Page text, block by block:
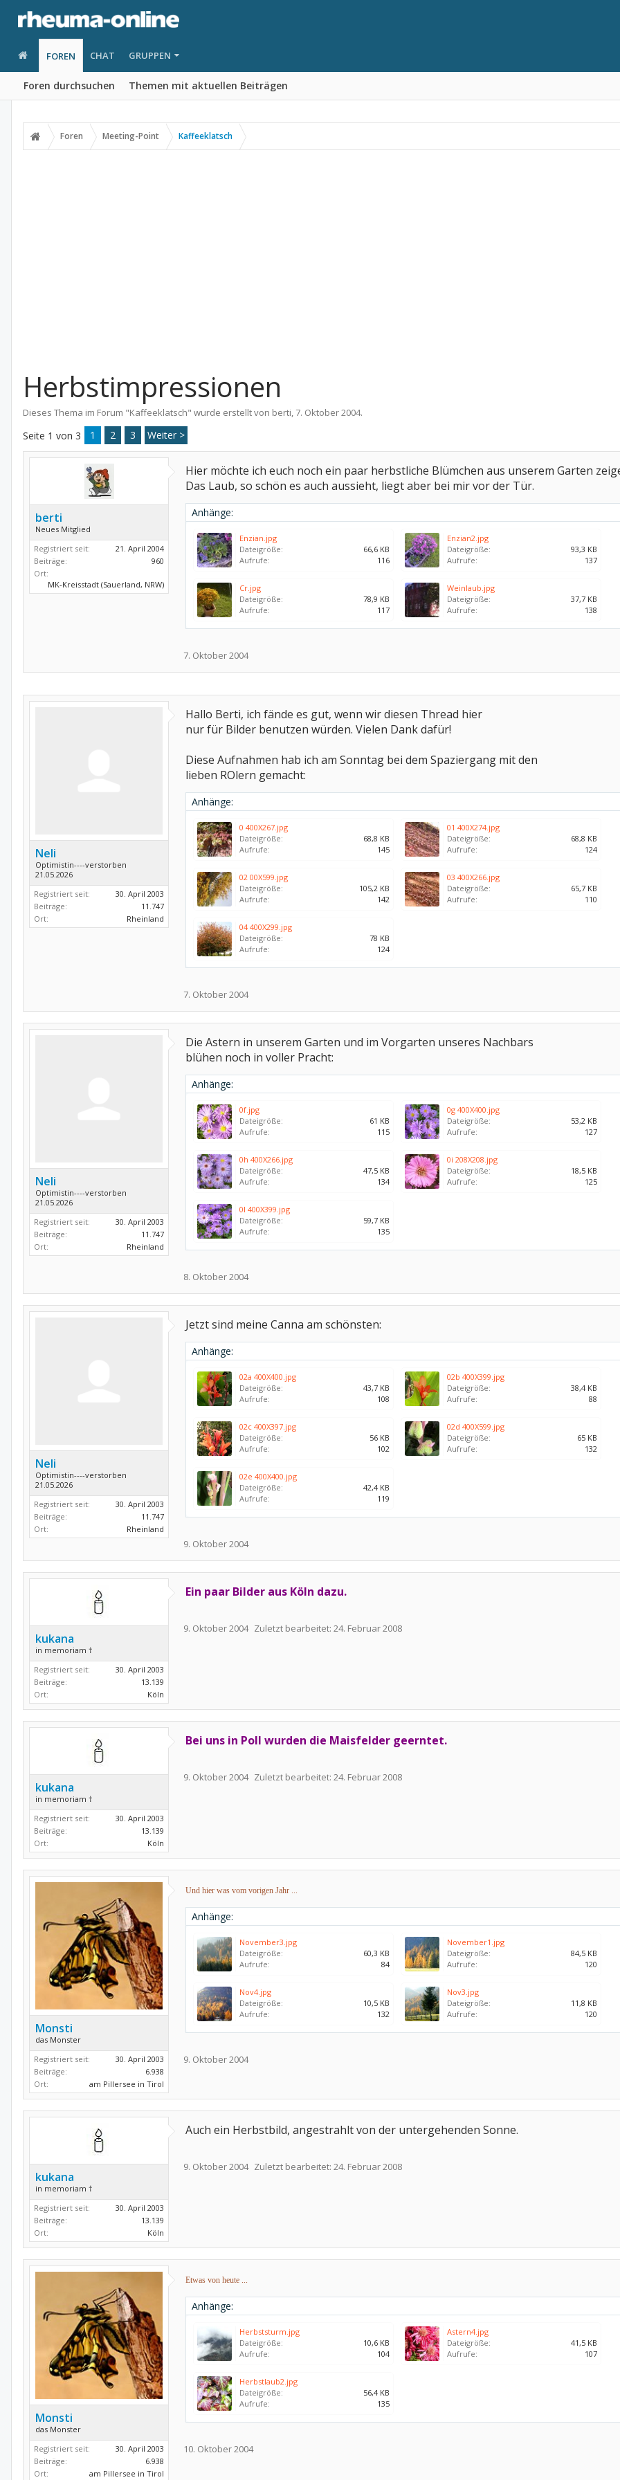
FOREN
Foren durchsuchen Themen mit aktuellen Beiträgen
CHAT GRUPPEN
Foren Meeting-Point Kaffeeklatsch
Herbstimpressionen
Dieses Thema im Forum "Kaffeeklatsch" wurde erstellt von berti, 7. Oktober 2004.
Seite 1 von 3 1 2 3 Weiter >
berti
Neues Mitglied
Registriert seit:
21. April 2004
Beiträge:
960
Ort:
MK-Kreisstadt (Sauerland, NRW)
Hier möchte ich euch noch ein paar herbstliche Blümchen aus unserem Garten
Das Laub, so schön es auch aussieht, liegt aber bei mir vor der Tür.
Anhänge:
Enzian.jpg
Dateigröße:
66,6 KB
Aufrufe:
116
Enzian2.jpg
Dateigröße:
93,3 KB
Aufrufe:
137
Cr.jpg
Dateigröße:
78,9 KB
Aufrufe:
117
Weinlaub.jpg
Dateigröße:
37,7 KB
Aufrufe:
138
7. Oktober 2004
Neli
Optimistin----verstorben
21.05.2026
Registriert seit:
30. April 2003
Beiträge:
11.747
Ort:
Rheinland
Hallo Berti, ich fände es gut, wenn wir diesen Thread hier
nur für Bilder benutzen würden. Vielen Dank dafür!
Diese Aufnahmen hab ich am Sonntag bei dem Spaziergang mit den
lieben ROlern gemacht:
Anhänge:
0 400X267.jpg
Dateigröße:
68,8 KB
Aufrufe:
145
01 400X274.jpg
Dateigröße:
68,8 KB
Aufrufe:
124
02 00X599.jpg
Dateigröße:
105,2 KB
Aufrufe:
142
03 400X266.jpg
Dateigröße:
65,7 KB
Aufrufe:
110
04 400X299.jpg
Dateigröße:
78 KB
Aufrufe:
124
7. Oktober 2004
Neli
Optimistin----verstorben
21.05.2026
Registriert seit:
30. April 2003
Beiträge:
11.747
Ort:
Rheinland
Die Astern in unserem Garten und im Vorgarten unseres Nachbars
blühen noch in voller Pracht:
Anhänge:
0f.jpg
Dateigröße:
61 KB
Aufrufe:
115
0g 400X400.jpg
Dateigröße:
53,2 KB
Aufrufe:
127
0h 400X266.jpg
Dateigröße:
47,5 KB
Aufrufe:
134
0i 208X208.jpg
Dateigröße:
18,5 KB
Aufrufe:
125
0l 400X399.jpg
Dateigröße:
59,7 KB
Aufrufe:
135
8. Oktober 2004
Neli
Optimistin----verstorben
21.05.2026
Registriert seit:
30. April 2003
Beiträge:
11.747
Ort:
Rheinland
Jetzt sind meine Canna am schönsten:
Anhänge:
02a 400X400.jpg
Dateigröße:
43,7 KB
Aufrufe:
108
02b 400X399.jpg
Dateigröße:
38,4 KB
Aufrufe:
88
02c 400X397.jpg
Dateigröße:
56 KB
Aufrufe:
102
02d 400X599.jpg
Dateigröße:
65 KB
Aufrufe:
132
02e 400X400.jpg
Dateigröße:
42,4 KB
Aufrufe:
119
9. Oktober 2004
kukana
in memoriam †
Registriert seit:
30. April 2003
Beiträge:
13.139
Ort:
Köln
Ein paar Bilder aus Köln dazu.
9. Oktober 2004 Zuletzt bearbeitet: 24. Februar 2008
kukana
in memoriam †
Registriert seit:
30. April 2003
Beiträge:
13.139
Ort:
Köln
Bei uns in Poll wurden die Maisfelder geerntet.
9. Oktober 2004 Zuletzt bearbeitet: 24. Februar 2008
Monsti
das Monster
Registriert seit:
30. April 2003
Beiträge:
6.938
Ort:
am Pillersee in Tirol
Und hier was vom vorigen Jahr ...
Anhänge:
November3.jpg
Dateigröße:
60,3 KB
Aufrufe:
84
November1.jpg
Dateigröße:
84,5 KB
Aufrufe:
120
Nov4.jpg
Dateigröße:
10,5 KB
Aufrufe:
132
Nov3.jpg
Dateigröße:
11,8 KB
Aufrufe:
120
9. Oktober 2004
kukana
in memoriam †
Registriert seit:
30. April 2003
Beiträge:
13.139
Ort:
Köln
Auch ein Herbstbild, angestrahlt von der untergehenden Sonne.
9. Oktober 2004 Zuletzt bearbeitet: 24. Februar 2008
Monsti
das Monster
Registriert seit:
30. April 2003
Beiträge:
6.938
Ort:
am Pillersee in Tirol
Etwas von heute ...
Anhänge:
Herbststurm.jpg
Dateigröße:
10,6 KB
Aufrufe:
104
Astern4.jpg
Dateigröße:
41,5 KB
Aufrufe:
107
Herbstlaub2.jpg
Dateigröße:
56,4 KB
Aufrufe:
135
10. Oktober 2004